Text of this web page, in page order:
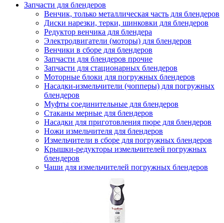
Запчасти для блендеров
Венчик, только металлическая часть для блендеров
Диски нарезки, терки, шинковки для блендеров
Редуктор венчика для блендера
Электродвигатели (моторы) для блендеров
Венчики в сборе для блендеров
Запчасти для блендеров прочие
Запчасти для стационарных блендеров
Моторные блоки для погружных блендеров
Насадки-измельчители (чопперы) для погружных
блендеров
Муфты соединительные для блендеров
Стаканы мерные для блендеров
Насадки для приготовления пюре для блендеров
Ножи измельчителя для блендеров
Измельчители в сборе для погружных блендеров
Крышки-редукторы измельчителей погружных
блендеров
Чаши для измельчителей погружных блендеров